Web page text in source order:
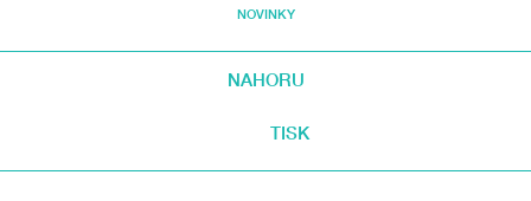
NOVINKY
NAHORU
TISK